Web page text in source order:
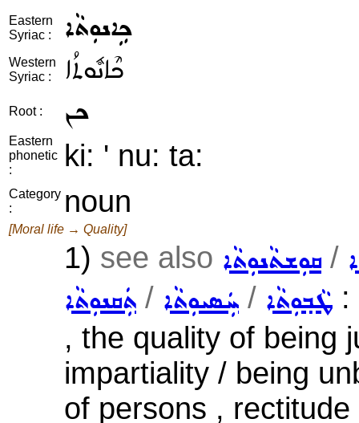
Eastern
Syriac :
ܟܹܐܢܘܼܬܵܐ
Western
Syriac :
ܟܶܐܢܽܘܬܳܐ
Root : ܟܢ
Eastern
phonetic
:
ki: ' nu: ta:
Category
:
noun
[Moral life → Quality]
1) see also ܩܘܼܫܬܵܢܘܼܬܵܐ /
ܬܲܩܢܘܼܬܵܐ / ܚܲܣܝܘܼܬܵܐ / ܛܵܒ݂ܘܼܬܵܐ :
, the quality of being
impartiality / being
of persons ,